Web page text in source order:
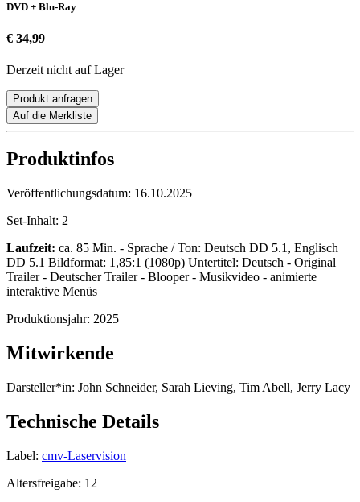
DVD + Blu-Ray
€ 34,99
Derzeit nicht auf Lager
Produkt anfragen
Auf die Merkliste
Produktinfos
Veröffentlichungsdatum: 16.10.2025
Set-Inhalt: 2
Laufzeit: ca. 85 Min. - Sprache / Ton: Deutsch DD 5.1, Englisch
DD 5.1 Bildformat: 1,85:1 (1080p) Untertitel: Deutsch - Original
Trailer - Deutscher Trailer - Blooper - Musikvideo - animierte
interaktive Menüs
Produktionsjahr: 2025
Mitwirkende
Darsteller*in: John Schneider, Sarah Lieving, Tim Abell, Jerry Lacy
Technische Details
Label: cmv-Laservision
Altersfreigabe: 12